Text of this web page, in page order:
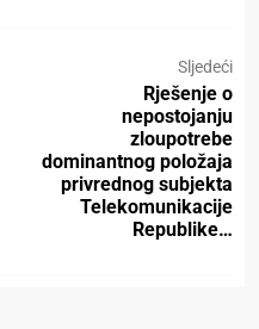
Sljedeći
Rješenje o
nepostojanju
zloupotrebe
dominantnog položaja
privrednog subjekta
Telekomunikacije
Republike…